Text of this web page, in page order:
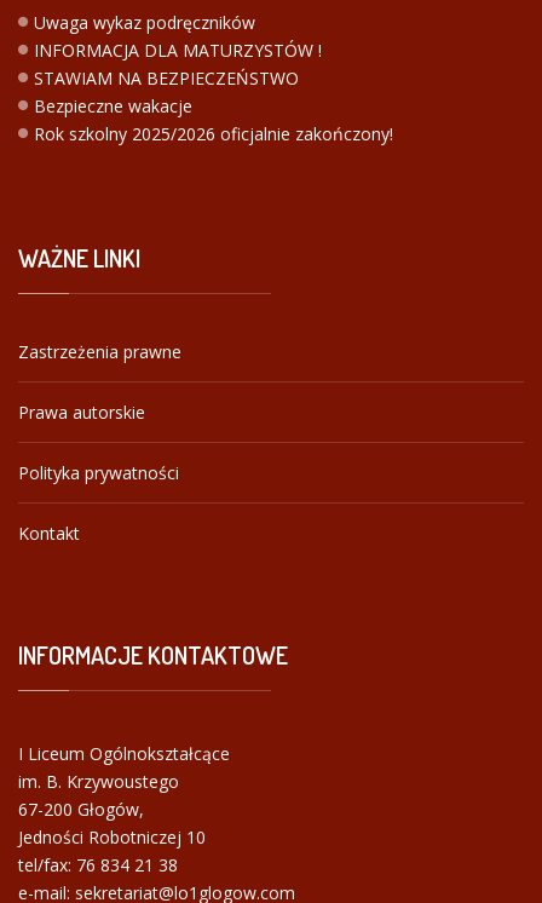
Uwaga wykaz podręczników
INFORMACJA DLA MATURZYSTÓW !
STAWIAM NA BEZPIECZEŃSTWO
Bezpieczne wakacje
Rok szkolny 2025/2026 oficjalnie zakończony!
WAŻNELINKI
Zastrzeżenia prawne
Prawa autorskie
Polityka prywatności
Kontakt
INFORMACJEKONTAKTOWE
I Liceum Ogólnokształcące
im. B. Krzywoustego
67-200 Głogów,
Jedności Robotniczej 10
tel/fax: 76 834 21 38
e-mail: sekretariat@lo1glogow.com